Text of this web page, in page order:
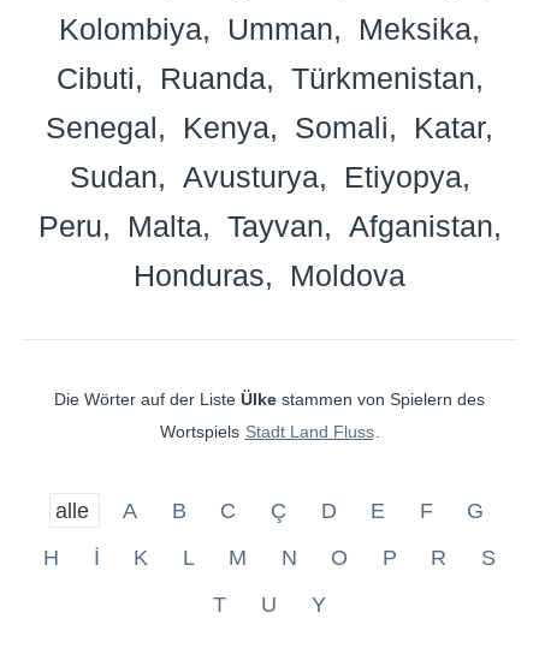
Kolombiya
Umman
Meksika
Cibuti
Ruanda
Türkmenistan
Senegal
Kenya Somali
Katar
Sudan
Avusturya
Etiyopya
Peru
Malta Tayvan
Afganistan
Honduras
Moldova
Die Wörter auf der Liste Ülke stammen von Spielern des
Wortspiels Stadt Land Fluss
alle A B C Ç D E F
G
H
İ K L M N O P R
S
T
U Y